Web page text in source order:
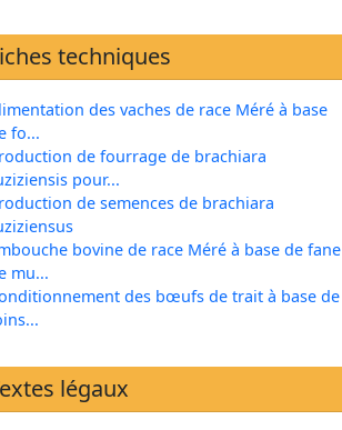
techniques
des vaches de race Méré à base
fo...
de fourrage de brachiara
pour...
de semences de brachiara
bovine de race Méré à base de fane
mu...
des bœufs de trait à base de
légaux